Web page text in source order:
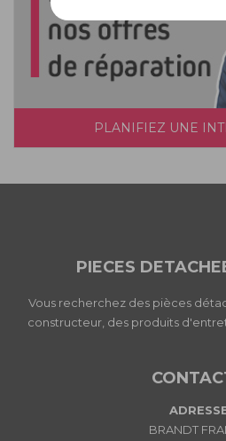
PLANIFIEZ UNE
PIECES
Vous recherchez des pièces
constructeur, des produits
BRANDT